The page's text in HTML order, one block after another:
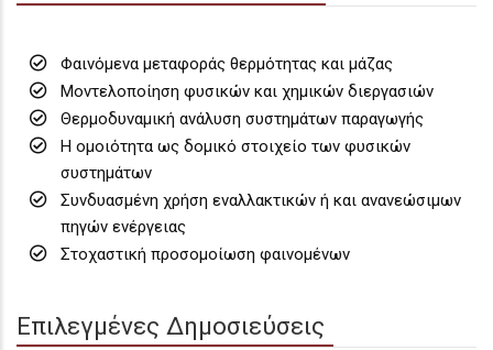
Φαινόμενα μεταφοράς θερμότητας και μάζας
Μοντελοποίηση φυσικών και χημικών διεργασιών
Θερμοδυναμική ανάλυση συστημάτων παραγωγής
Η ομοιότητα ως δομικό στοιχείο των φυσικών
συστημάτων
Συνδυασμένη χρήση εναλλακτικών ή και ανανεώσιμων
πηγών ενέργειας
Στοχαστική προσομοίωση φαινομένων
Επιλεγμένες Δημοσιεύσεις